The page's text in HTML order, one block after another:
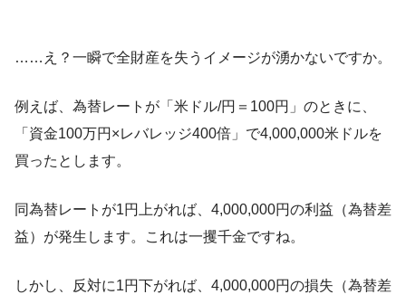
……え？一瞬で全財産を失うイメージが湧かないですか。
例えば、為替レートが「米ドル/円＝100円」のときに、
「資金100万円×レバレッジ400倍」で4,000,000米ドルを
買ったとします。
同為替レートが1円上がれば、4,000,000円の利益（為替差
益）が発生します。これは一攫千金ですね。
しかし、反対に1円下がれば、4,000,000円の損失（為替差